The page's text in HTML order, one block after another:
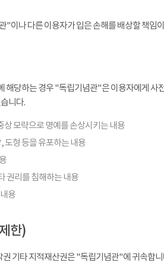
"이나 다른 이용자가 입은 손해를 배상할 책임
해당하는 경우 "독립기념관"은 이용자에게 사
니다.
상 모략으로 명예를 손상시키는 내용
도형 등을 유포하는 내용
권리를 침해하는 내용
용
한)
기타 지적재산권은 "독립기념관"에 귀속합니